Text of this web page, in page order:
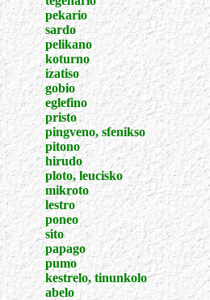
pekario
sardo
pelikano
koturno
izatiso
gobio
eglefino
pristo
pingveno, sfenikso
pitono
hirudo
ploto, leucisko
mikroto
lestro
poneo
sito
papago
pumo
kestrelo, tinunkolo
abelo